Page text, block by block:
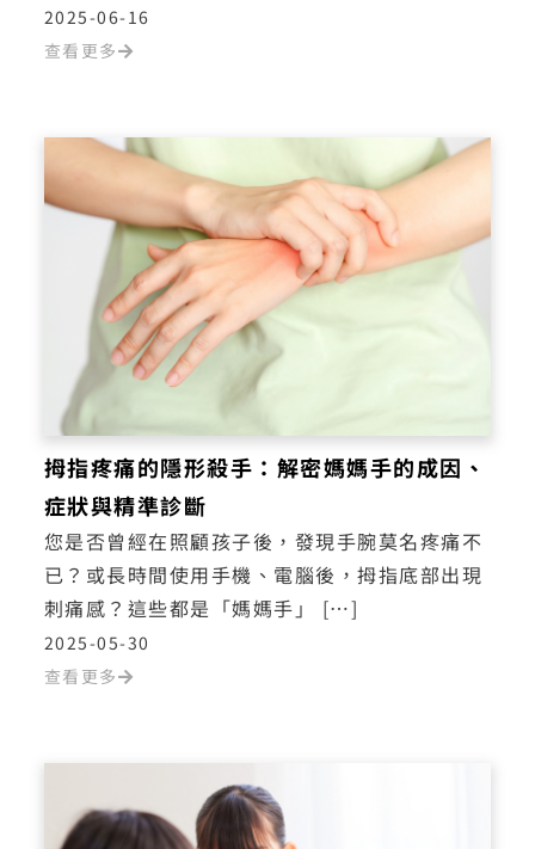
響生活品質。無論是急性運動傷害、退化性變
化，還是長期過度使用，都有不同的處理方式。
動力！
2025-06-16
查看更多
拇指疼痛的隱形殺手：解密媽媽手的成因、
症狀與精準診斷
您是否曾經在照顧孩子後，發現手腕莫名疼痛不
已？或長時間使用手機、電腦後，拇指底部出現
刺痛感？這些都是「媽媽手」 […]
2025-05-30
查看更多